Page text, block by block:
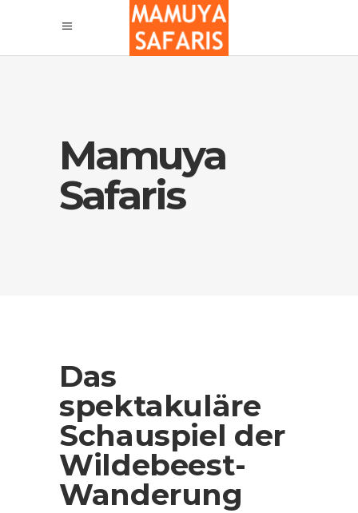
Mamuya
Safaris
Das
spektakuläre
Schauspiel der
Wildebeest-
Wanderung